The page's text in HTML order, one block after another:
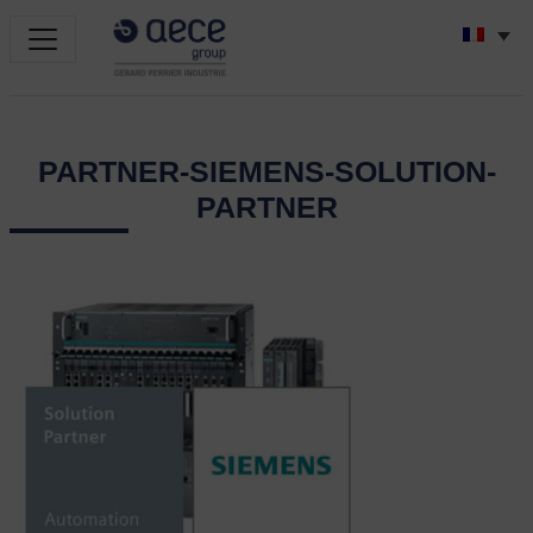
PARTNER-SIEMENS-SOLUTION-
PARTNER